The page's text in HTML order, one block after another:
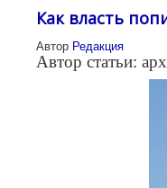
Как власть
Автор Редакция
Автор статьи: